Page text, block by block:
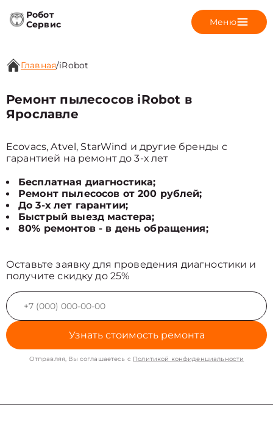
Робот
Сервис
Меню
Главная/iRobot
Ремонт пылесосов iRobot в
Ярославле
Ecovacs, Atvel, StarWind и другие бренды с
гарантией на ремонт до 3-х лет
Бесплатная диагностика;
Ремонт пылесосов от 200 рублей;
До 3-х лет гарантии;
Быстрый выезд мастера;
80% ремонтов - в день обращения;
Оставьте заявку для проведения диагностики и
получите скидку до 25%
Узнать стоимость ремонта
Отправляя, Вы соглашаетесь с Политикой конфиденциальности